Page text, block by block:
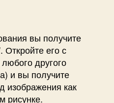
вы получите
его с
другого
и вы получите
изображения как
рисунке.